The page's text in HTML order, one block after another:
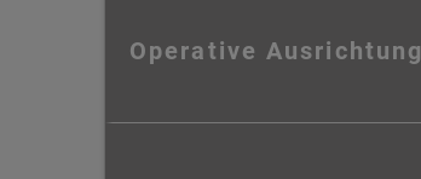
Operative Ausrichtung